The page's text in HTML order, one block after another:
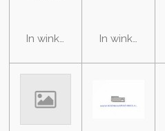
In winkelwagenIn